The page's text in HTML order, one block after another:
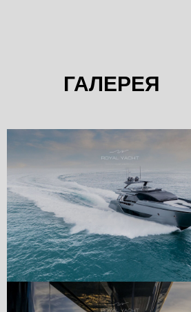
ГАЛЕРЕЯ